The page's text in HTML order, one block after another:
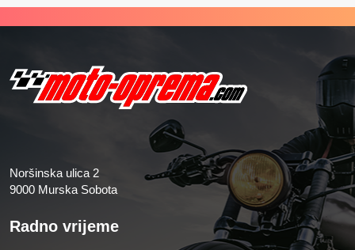
Noršinska ulica 2
9000 Murska Sobota
Radno vrijeme